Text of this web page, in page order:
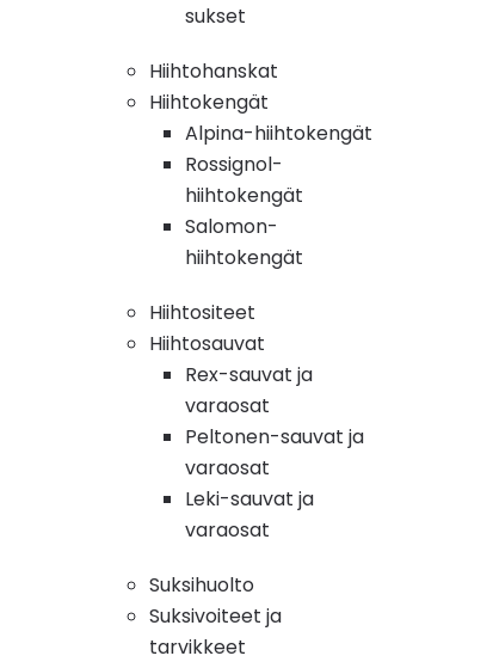
sukset
Hiihtohanskat
Hiihtokengät
Alpina-hiihtokengät
Rossignol-
hiihtokengät
Salomon-
hiihtokengät
Hiihtositeet
Hiihtosauvat
Rex-sauvat ja
varaosat
Peltonen-sauvat ja
varaosat
Leki-sauvat ja
varaosat
Suksihuolto
Suksivoiteet ja
tarvikkeet